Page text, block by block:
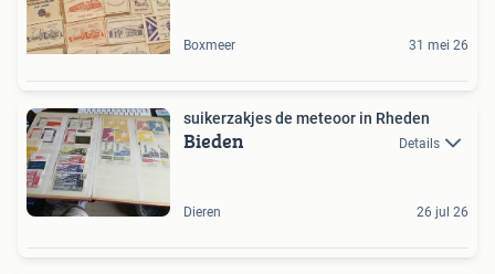
Boxmeer 31 mei 26
suikerzakjes de meteoor in Rheden
Bieden Details
Dieren 26 jul 26